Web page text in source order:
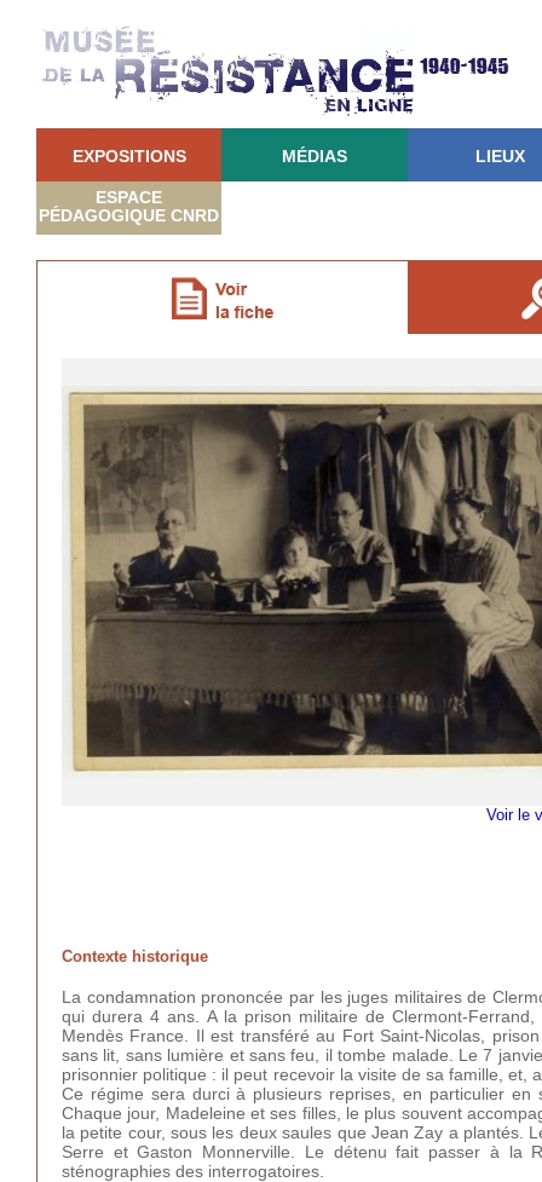
EXPOSITIONS MÉDIAS LIEUX
ESPACE
PÉDAGOGIQUE CNRD
Voir le
Contexte historique
La condamnation prononcée par les juges militaires de
qui durera 4 ans. A la prison militaire de Clermont-
Mendès France. Il est transféré au Fort Saint-Nicolas,
sans lit, sans lumière et sans feu, il tombe malade. Le 7
prisonnier politique : il peut recevoir la visite de sa famille,
Ce régime sera durci à plusieurs reprises, en particulier
Chaque jour, Madeleine et ses filles, le plus souvent
la petite cour, sous les deux saules que Jean Zay a plantés.
Serre et Gaston Monnerville. Le détenu fait passer à la
sténographies des interrogatoires.